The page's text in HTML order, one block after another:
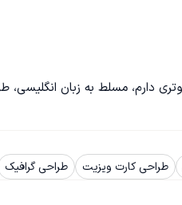
طراحی کارت ویزیت طراحی گرافیک